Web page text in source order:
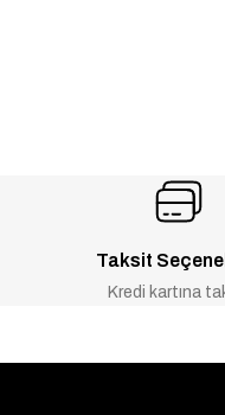
Taksit
Kredi kartına